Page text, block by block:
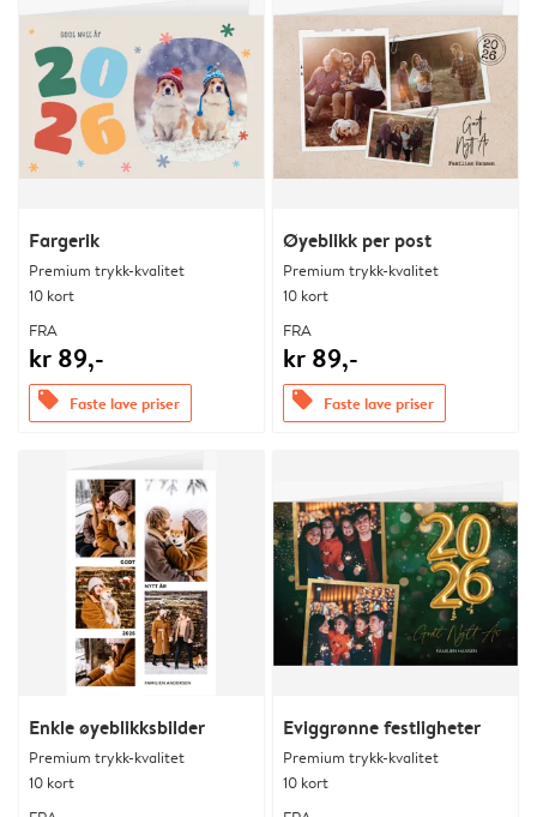
Fargerik
Premium trykk-kvalitet
10 kort
FRA
kr 89,-
offers Faste lave priser
Øyeblikk per post
Premium trykk-kvalitet
10 kort
FRA
kr 89,-
offers Faste lave priser
Enkle øyeblikksbilder
Premium trykk-kvalitet
10 kort
Eviggrønne festligheter
Premium trykk-kvalitet
10 kort